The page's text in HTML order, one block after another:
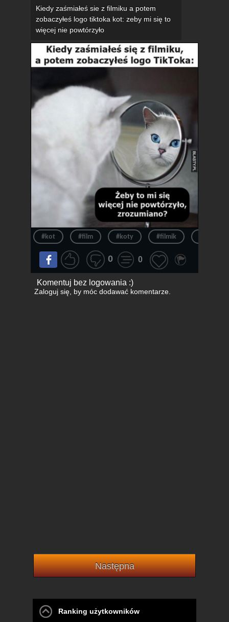
Kiedy zaśmiałeś sie z filmiku a potem
zobaczyłeś logo tiktoka kot: zeby mi się to
więcej nie powtórzyło
#kot #film #koty #filmik
0 0
Komentuj bez logowania :)
Zaloguj się, by móc dodawać komentarze.
Następna
Ranking użytkowników